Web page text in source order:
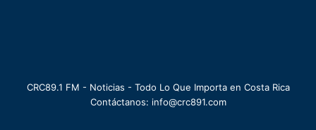
CRC89.1 FM - Noticias - Todo Lo Que Importa en Costa Rica
Contáctanos: info@crc891.com